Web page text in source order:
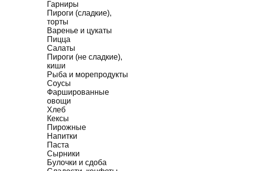
Гарниры
Пироги (сладкие),
торты
Варенье и цукаты
Пицца
Салаты
Пироги (не сладкие),
киши
Рыба и морепродукты
Соусы
Фаршированные
овощи
Хлеб
Кексы
Пирожные
Напитки
Паста
Сырники
Булочки и сдоба